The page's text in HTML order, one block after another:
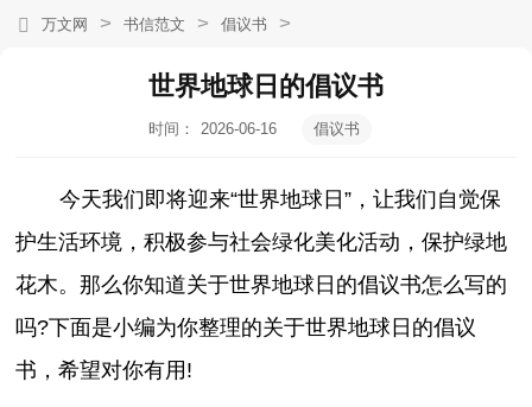
万文网 > 书信范文 > 倡议书 >
世界地球日的倡议书
时间：
2026-06-16
倡议书
今天我们即将迎来“世界地球日”，让我们自觉保
护生活环境，积极参与社会绿化美化活动，保护绿地
花木。那么你知道关于世界地球日的倡议书怎么写的
吗?下面是小编为你整理的关于世界地球日的倡议
书，希望对你有用!